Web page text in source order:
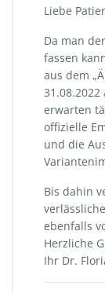
Liebe
Da man
fassen
aus dem
erwarten
offizielle
und die
Bis dahin
ebenfalls
Herzliche
Ihr Dr.